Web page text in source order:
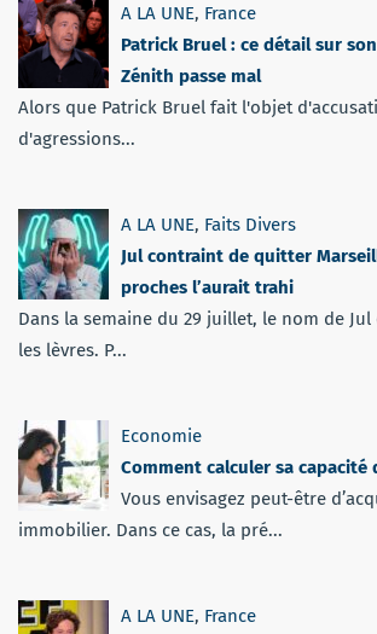
A LA UNE, France
Patrick Bruel : ce détail sur
Zénith passe mal
Alors que Patrick Bruel fait l'objet
d'agressions...
A LA UNE, Faits Divers
Jul contraint de quitter
proches l’aurait trahi
Dans la semaine du 29 juillet, le nom de
les lèvres. P...
Economie
Comment calculer sa capacité
Vous envisagez peut-être
immobilier. Dans ce cas, la pré...
A LA UNE, France